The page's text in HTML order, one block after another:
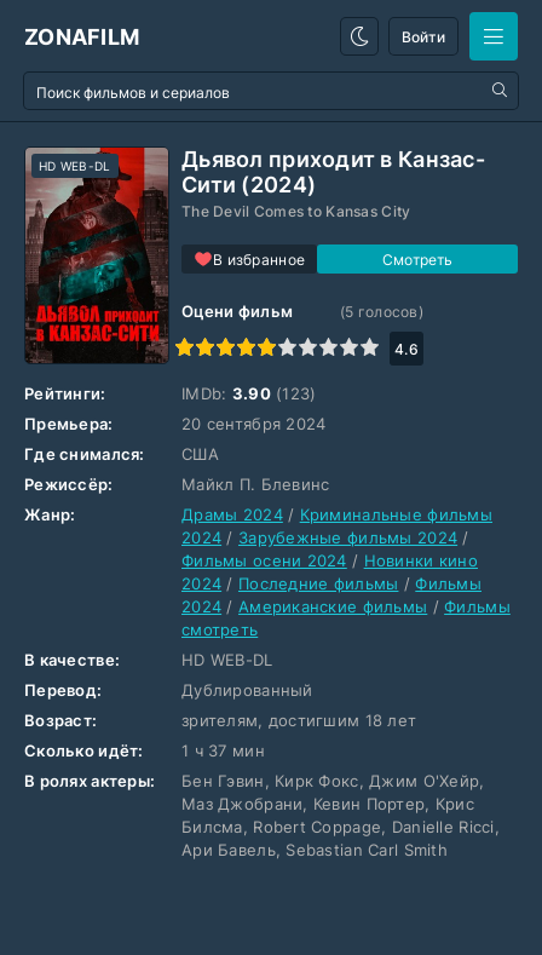
ZONAFILM Войти
Дьявол приходит в Канзас-
Сити (2024)
The Devil Comes to Kansas City
В избранное
HD WEB-DL
Оцени фильм
1
2 3 4 5 6 7 8 9 10
(5 голосов)
4.6
Рейтинги: IMDb: 3.90(123)
Премьера:
20 сентября 2024
Где снимался:
США
Режиссёр:
Майкл П. Блевинс
Жанр:
Драмы 2024/ Криминальные фильмы
2024 / Зарубежные фильмы 2024 /
Фильмы осени 2024 / Новинки кино
2024 / Последние фильмы /Фильмы
2024 / Американские фильмы /Фильмы
смотреть
В качестве:
HD WEB-DL
Перевод:
Дублированный
Возраст:
зрителям, достигшим 18 лет
Сколько идёт:
1 ч 37 мин
В ролях актеры:
Бен Гэвин, Кирк Фокс, Джим О'Хейр,
Маз Джобрани, Кевин Портер, Крис
Билсма, Robert Coppage, Danielle Ricci,
Ари Бавель, Sebastian Carl Smith